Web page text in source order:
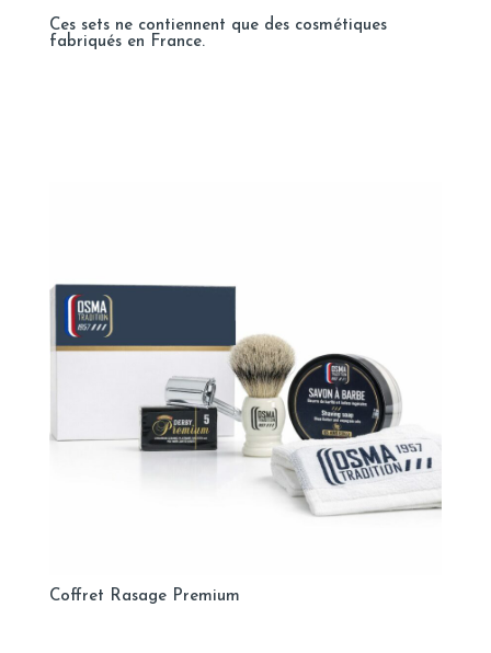
Ces sets ne contiennent que des cosmétiques
fabriqués en France.
Coffret Rasage Premium